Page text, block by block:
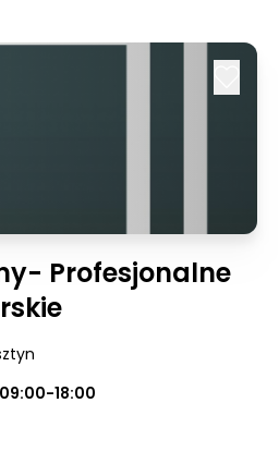
Profesjonalne
09:00-18:00